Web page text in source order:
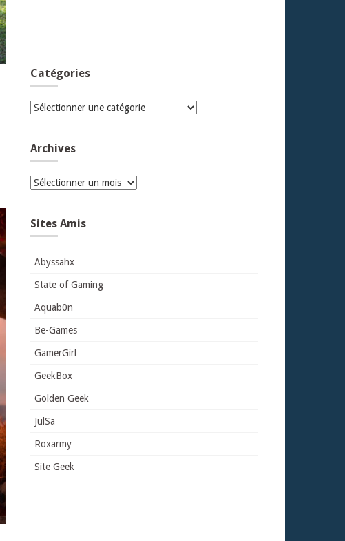
Catégories
Catégories
Archives
Archives
Sites Amis
Abyssahx
State of Gaming
Aquab0n
Be-Games
GamerGirl
GeekBox
Golden Geek
JulSa
Roxarmy
Site Geek